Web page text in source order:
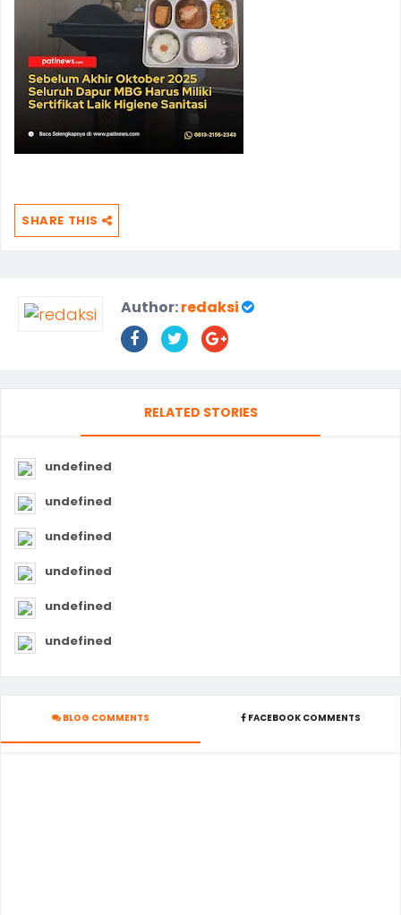
SHARE THIS
Author:redaksi
RELATED STORIES
undefined
undefined
undefined
undefined
undefined
undefined
BLOG COMMENTS FACEBOOK COMMENTS